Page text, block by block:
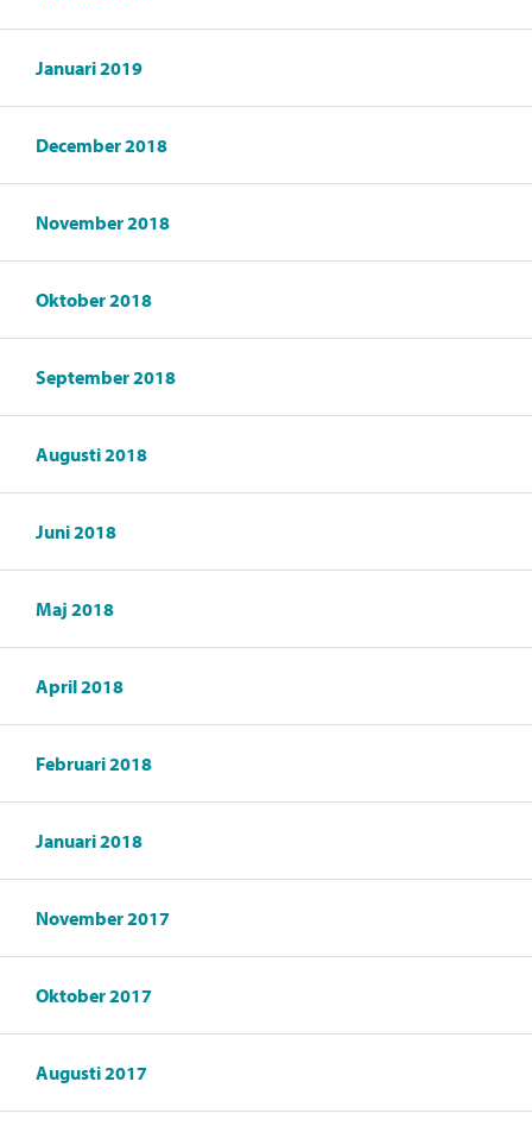
Januari 2019
December 2018
November 2018
Oktober 2018
September 2018
Augusti 2018
Juni 2018
Maj 2018
April 2018
Februari 2018
Januari 2018
November 2017
Oktober 2017
Augusti 2017